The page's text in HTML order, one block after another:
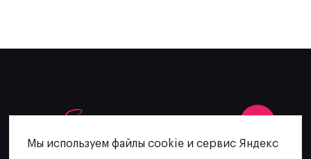
Мы используем файлы cookie и сервис Яндекс